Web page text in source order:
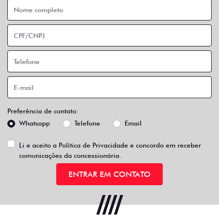
Preferência de contato:
Whatsapp
Telefone Email
Li e aceito a Política de Privacidade e concordo em receber
comunicações da concessionária.
ENTRAR EM CONTATO